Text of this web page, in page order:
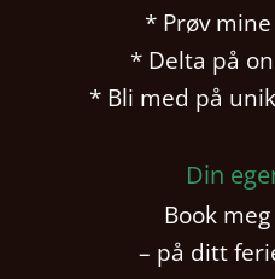
* Prøv
* Delta på
* Bli med på
Din
Book
– på ditt